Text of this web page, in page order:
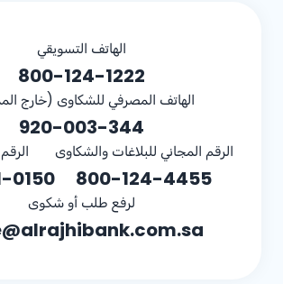
الهاتف التسويقي
800-124-1222
الهاتف المصرفي للشكاوى (خارج
920-003-344
الرقم المجاني للبلاغات والشكاوى
800-124-4455
0150
لرفع طلب أو شكوى